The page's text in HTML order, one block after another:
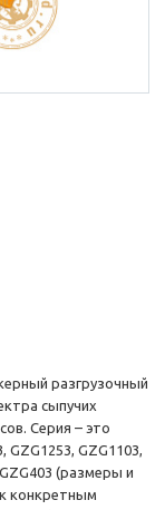
разгрузочный
сыпучих
Серия – это
GZG1253, GZG1103,
(размеры и
конкретным